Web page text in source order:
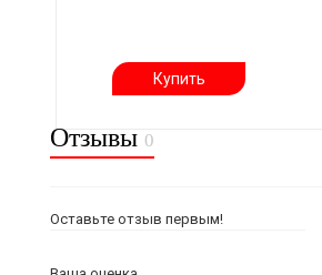
Купить
Отзывы 0
Оставьте отзыв первым!